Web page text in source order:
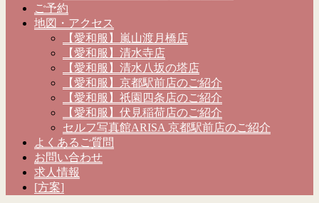
ご予約
地図・アクセス
【愛和服】嵐山渡月橋店
【愛和服】清水寺店
【愛和服】清水八坂の塔店
【愛和服】京都駅前店のご紹介
【愛和服】祇園四条店のご紹介
【愛和服】伏見稲荷店のご紹介
セルフ写真館ARISA 京都駅前店のご紹介
よくあるご質問
お問い合わせ
求人情報
[方案]